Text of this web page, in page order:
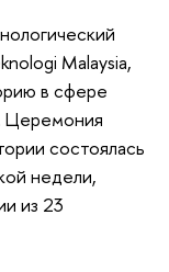
Malaysia,
в сфере
Церемония
состоялась
недели,
из 23